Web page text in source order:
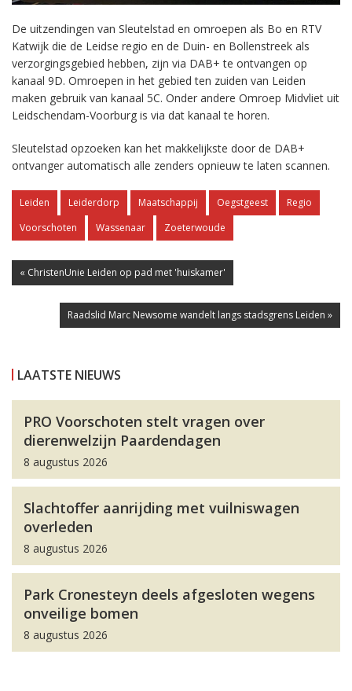
De uitzendingen van Sleutelstad en omroepen als Bo en RTV
Katwijk die de Leidse regio en de Duin- en Bollenstreek als
verzorgingsgebied hebben, zijn via DAB+ te ontvangen op
kanaal 9D. Omroepen in het gebied ten zuiden van Leiden
maken gebruik van kanaal 5C. Onder andere Omroep Midvliet uit
Leidschendam-Voorburg is via dat kanaal te horen.
Sleutelstad opzoeken kan het makkelijkste door de DAB+
ontvanger automatisch alle zenders opnieuw te laten scannen.
Leiden Leiderdorp Maatschappij Oegstgeest
Regio
Voorschoten
Wassenaar Zoeterwoude
« ChristenUnie Leiden op pad met 'huiskamer'
Raadslid Marc Newsome wandelt langs stadsgrens Leiden »
LAATSTE NIEUWS
PRO Voorschoten stelt vragen over
dierenwelzijn Paardendagen
8 augustus 2026
Slachtoffer aanrijding met vuilniswagen
overleden
8 augustus 2026
Park Cronesteyn deels afgesloten wegens
onveilige bomen
8 augustus 2026